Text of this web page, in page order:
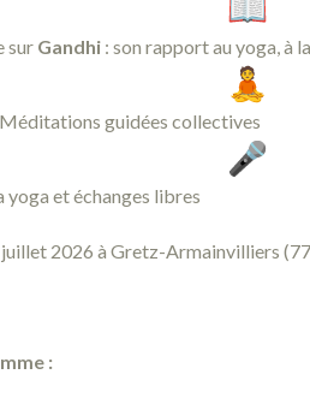
sur Gandhi : son rapport au yoga, à
guidées collectives
et échanges libres
juillet 2026 à Gretz-Armainvilliers
: